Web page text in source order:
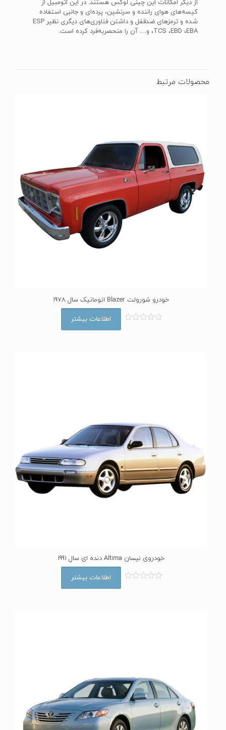
از دیگر امکانات این چینی لوکس هستند. در این اتومبیل از
کیسه‌های هوای راننده و سرنشین، پرده‌ای و جانبی استفاده
شده و ترمزهای ضدقفل و داشتن فناوری‌های دیگری نظیر ESP
،TCS ،EBD ،EBA و… آن را منحصربه‌فرد کرده است.
محصولات مرتبط
خودرو شورولت Blazer اتوماتیک سال 1978
اطلاعات بیشتر
خودروی نیسان Altima دنده ای سال 1991
اطلاعات بیشتر